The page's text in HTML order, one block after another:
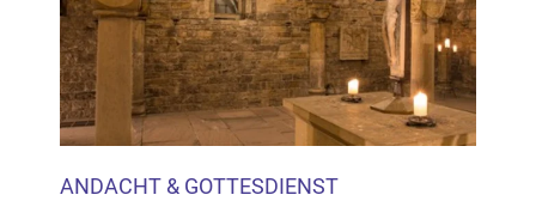
Inhalten Cookies auf Ihrem Gerät setzt, z.B. zwecks
Reichweitenmessung und profilbasierter Werbung.
Näheres s.
zur Datenschutzerklärung
Hier können Sie Ihre Cookie-
Einstellungen anpassen
ANDACHT & GOTTESDIENST